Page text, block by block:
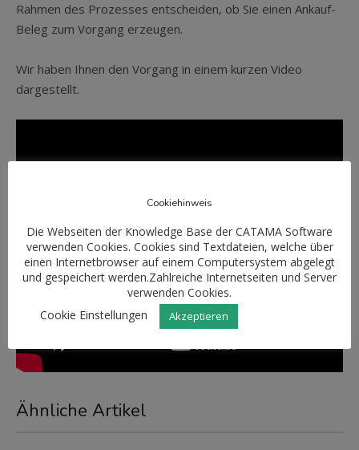
Rahmen des Prozesses entscheiden, ob Sie einen Ankauf-
Beleg zum Vorgang erzeugen.
Wir haben Ihnen den Vorgang in einem kurzen Video
dargestellt.
Ähnliche Artikel
Cookiehinweis
Die Webseiten der Knowledge Base der CATAMA Software
verwenden Cookies. Cookies sind Textdateien, welche über
einen Internetbrowser auf einem Computersystem abgelegt
und gespeichert werden.Zahlreiche Internetseiten und Server
verwenden Cookies.
Cookie Einstellungen
Akzeptieren